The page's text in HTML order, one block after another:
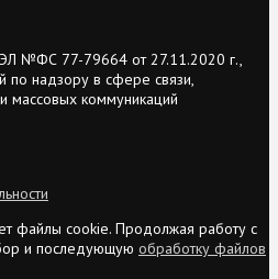
№ФС 77-79664 от 27.11.2020 г.,
надзору в сфере связи,
массовых коммуникаций
файлы cookie. Продолжая работу с
и последующую обработку файлов